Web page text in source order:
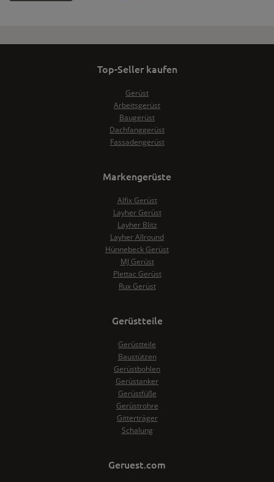
Top-Seller kaufen
Gerüst
Arbeitsgerüst
Baugerüst
Dachfanggerüst
Fassadengerüst
Markengerüste
Alfix Gerüst
Layher Gerüst
Layher Blitz
Layher Allround
Hünnebeck Gerüst
MJ Gerüst
Plettac Gerüst
Rux Gerüst
Gerüstteile
Gerüstteile
Baustützen
Gerüstbohlen
Gerüstanker
Gerüstfüße
Gerüstrohre
Gitterträger
Schalung
Geruest.com